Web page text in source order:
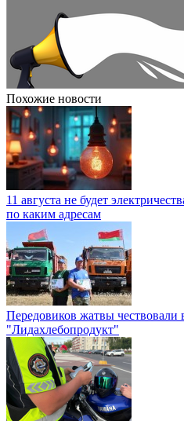
Похожие новости
11 августа не будет
по каким адресам
Передовиков жатвы
"Лидахлебопродукт"